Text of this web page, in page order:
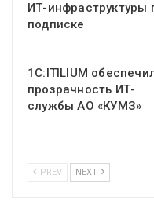
ИТ-инфраструктуры
подписке
1С:ITILIUM
прозрачность ИТ-
службы АО «КУМЗ»
PREV NEXT